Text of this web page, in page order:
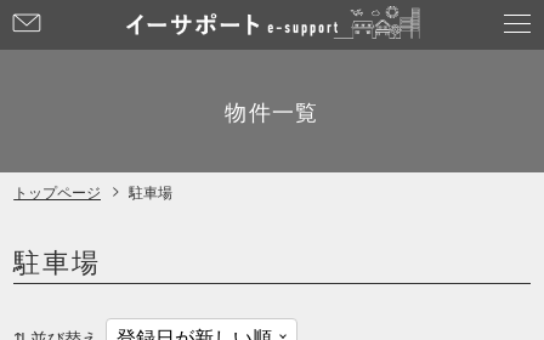
問
せ
物件一覧
トップページ 駐車場
駐車場